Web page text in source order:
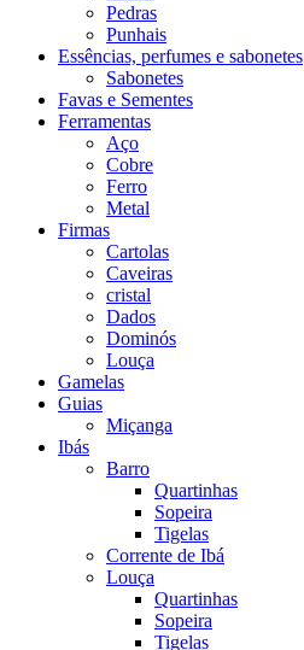
Pedras
Punhais
Essências, perfumes e sabonetes
Sabonetes
Favas e Sementes
Ferramentas
Aço
Cobre
Ferro
Metal
Firmas
Cartolas
Caveiras
cristal
Dados
Dominós
Louça
Gamelas
Guias
Miçanga
Ibás
Barro
Quartinhas
Sopeira
Tigelas
Corrente de Ibá
Louça
Quartinhas
Sopeira
Tigelas